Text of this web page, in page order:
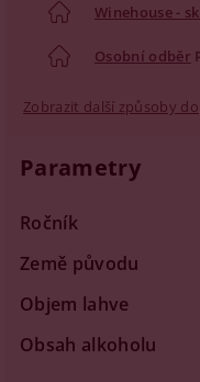
Winehouse -
Osobní odběr
Zobrazit další způsoby
Parametry
Ročník
Země původu
Objem lahve
Obsah alkoholu